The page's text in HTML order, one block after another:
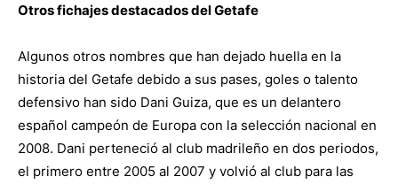
Otros fichajes destacados del Getafe
Algunos otros nombres que han dejado huella en la
historia del Getafe debido a sus pases, goles o talento
defensivo han sido Dani Guiza, que es un delantero
español campeón de Europa con la selección nacional en
2008. Dani perteneció al club madrileño en dos periodos,
el primero entre 2005 al 2007 y volvió al club para las